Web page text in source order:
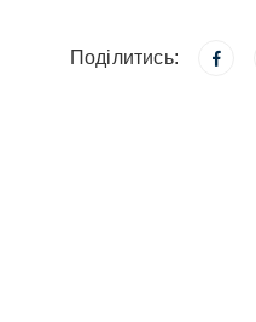
Поділитись: